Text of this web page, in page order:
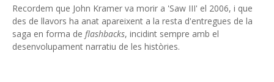
Recordem que John Kramer va morir a 'Saw III' el 2006, i que
des de llavors ha anat apareixent a la resta d'entregues de la
saga en forma de flashbacks, incidint sempre amb el
desenvolupament narratiu de les històries.